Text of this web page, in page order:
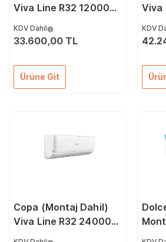
Viva Line R32 12000
Klima
KDV Dahil
33.600,00 TL
Ürüne Git
Viva
KDV
Copa (Montaj Dahil)
Viva Line R32 24000